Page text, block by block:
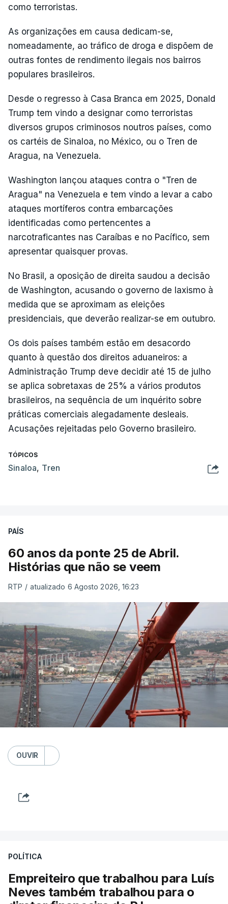
como terroristas.
As organizações em causa dedicam-se,
nomeadamente, ao tráfico de droga e dispõem de
outras fontes de rendimento ilegais nos bairros
populares brasileiros.
Desde o regresso à Casa Branca em 2025, Donald
Trump tem vindo a designar como terroristas
diversos grupos criminosos noutros países, como
os cartéis de Sinaloa, no México, ou o Tren de
Aragua, na Venezuela.
Washington lançou ataques contra o "Tren de
Aragua" na Venezuela e tem vindo a levar a cabo
ataques mortíferos contra embarcações
identificadas como pertencentes a
narcotraficantes nas Caraíbas e no Pacífico, sem
apresentar quaisquer provas.
No Brasil, a oposição de direita saudou a decisão
de Washington, acusando o governo de laxismo à
medida que se aproximam as eleições
presidenciais, que deverão realizar-se em outubro.
Os dois países também estão em desacordo
quanto à questão dos direitos aduaneiros: a
Administração Trump deve decidir até 15 de julho
se aplica sobretaxas de 25% a vários produtos
brasileiros, na sequência de um inquérito sobre
práticas comerciais alegadamente desleais.
Acusações rejeitadas pelo Governo brasileiro.
TÓPICOS
Sinaloa, Tren
PAÍS
60 anos da ponte 25 de Abril.
Histórias que não se veem
RTP / atualizado 6 Agosto 2026, 16:23
OUVIR
POLÍTICA
Empreiteiro que trabalhou para Luís
Neves também trabalhou para o